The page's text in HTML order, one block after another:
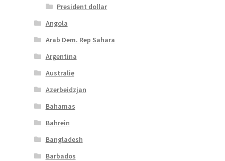
President dollar
Angola
Arab Dem. Rep Sahara
Argentina
Australie
Azerbeidzjan
Bahamas
Bahrein
Bangladesh
Barbados